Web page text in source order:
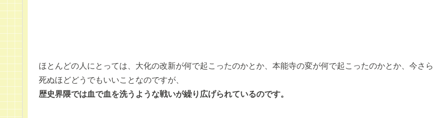
ほとんどの人にとっては、大化の改新が何で起こったのかとか、本能寺の変が何で起こったのかとか、今さら
死ぬほどどうでもいいことなのですが、
歴史界隈では血で血を洗うような戦いが繰り広げられているのです。